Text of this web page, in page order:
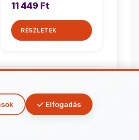
Elfogadás
11 449 Ft
RÉSZLETEK